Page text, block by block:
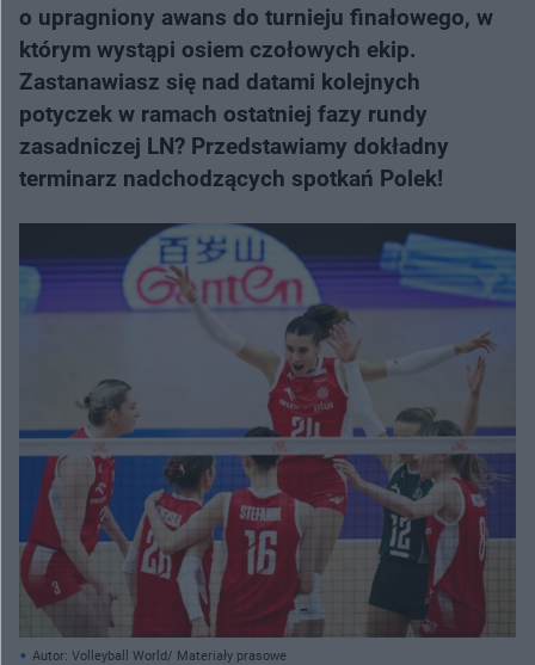
o upragniony awans do turnieju finałowego, w
którym wystąpi osiem czołowych ekip.
Zastanawiasz się nad datami kolejnych
potyczek w ramach ostatniej fazy rundy
zasadniczej LN? Przedstawiamy dokładny
terminarz nadchodzących spotkań Polek!
Autor: Volleyball World/ Materiały prasowe